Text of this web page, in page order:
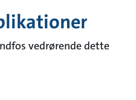
vedrørende dette